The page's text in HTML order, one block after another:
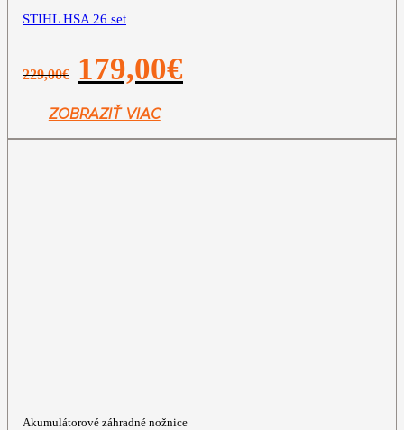
STIHL HSA 26 set
229,00€
Pôvodná
cena
229,00€.
179,00€
ZOBRAZIŤ VIAC
Akumulátorové záhradné nožnice